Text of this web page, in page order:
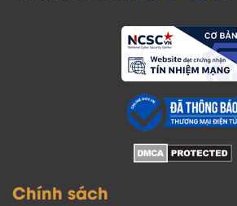
Chính sách